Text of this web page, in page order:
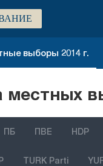
выборы 2014 г.
ПБ ПВЕ HDP
TURK Parti